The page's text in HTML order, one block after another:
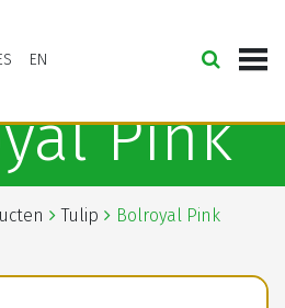
EN
Pink
Tulip Bolroyal Pink